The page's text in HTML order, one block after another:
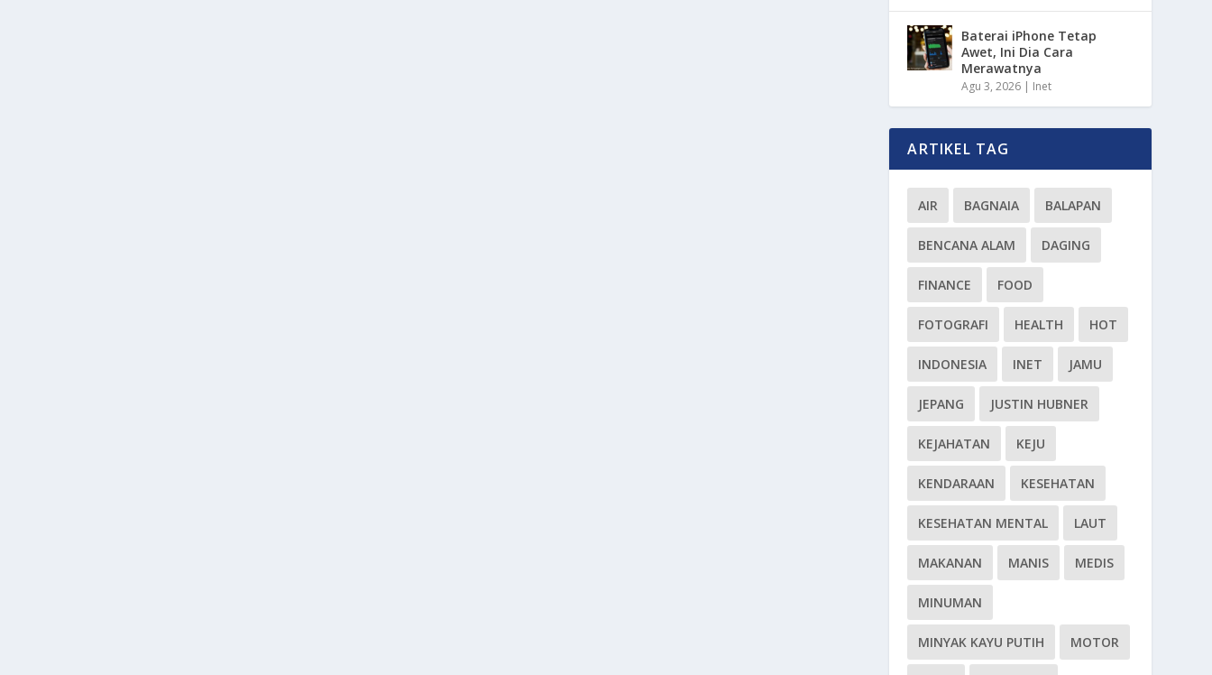
Baterai iPhone Tetap
Awet, Ini Dia Cara
Merawatnya
Agu 3, 2026 | Inet
ARTIKEL TAG
AIR BAGNAIA BALAPAN
BENCANA ALAM DAGING
FINANCE FOOD
FOTOGRAFI HEALTH HOT
INDONESIA INET JAMU
JEPANG JUSTIN HUBNER
KEJAHATAN KEJU
KENDARAAN KESEHATAN
KESEHATAN MENTAL LAUT
MAKANAN MANIS MEDIS
MINUMAN
MINYAK KAYU PUTIH MOTOR